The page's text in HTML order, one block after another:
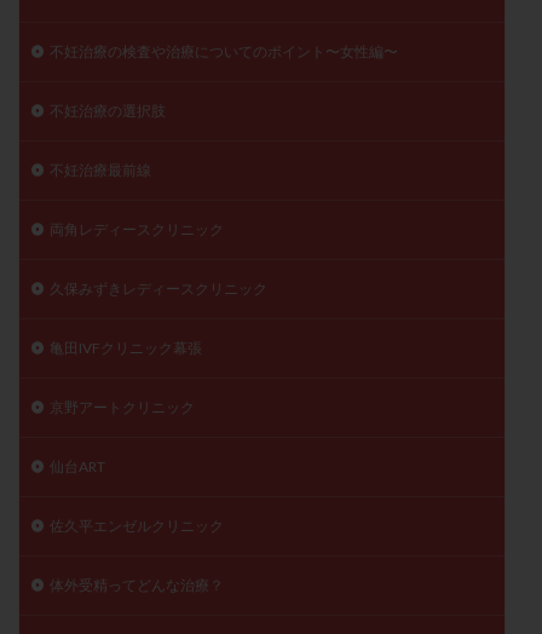
不妊治療の検査や治療についてのポイント〜女性編〜
不妊治療の選択肢
不妊治療最前線
両角レディースクリニック
久保みずきレディースクリニック
亀田IVFクリニック幕張
京野アートクリニック
仙台ART
佐久平エンゼルクリニック
体外受精ってどんな治療？